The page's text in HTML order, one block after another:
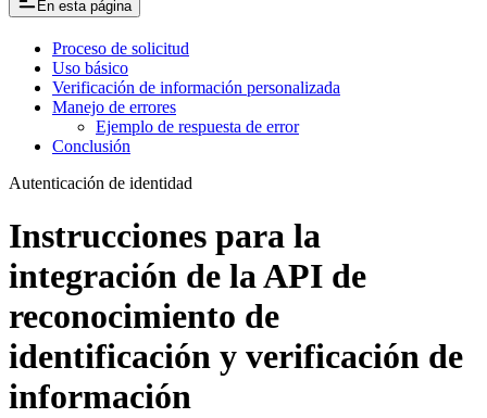
En esta página
Proceso de solicitud
Uso básico
Verificación de información personalizada
Manejo de errores
Ejemplo de respuesta de error
Conclusión
Autenticación de identidad
Instrucciones para la
integración de la API de
reconocimiento de
identificación y verificación de
información